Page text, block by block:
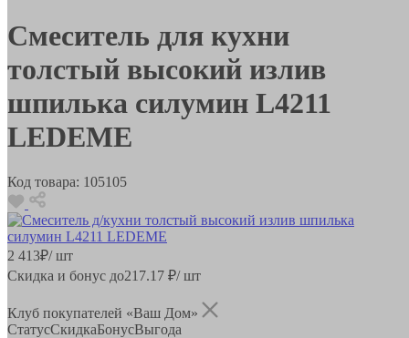
Смеситель для кухни
толстый высокий излив
шпилька силумин L4211
LEDEME
Код товара: 105105
2 413₽/ шт
Скидка и бонус до217.17 ₽/ шт
Клуб покупателей «Ваш Дом»
СтатусСкидкаБонусВыгода